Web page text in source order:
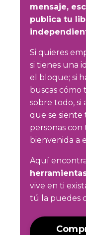
mensaje,
publica tu
Si quieres
si tienes una
el bloque; si
buscas cómo
sobre todo, si
que se siente
personas con
bienvenida a
Aquí
vive en ti
tú la puedes